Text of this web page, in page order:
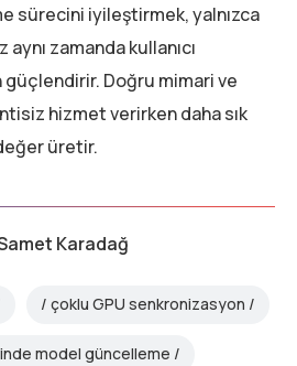
sürecini iyileştirmek, yalnızca
zamanda kullanıcı
Doğru mimari ve
hizmet verirken daha sık
üretir.
Karadağ
çoklu GPU senkronizasyon
model güncelleme